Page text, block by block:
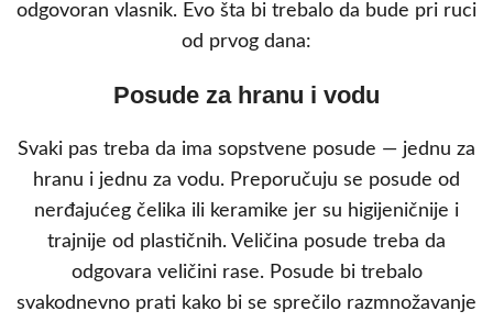
odgovoran vlasnik. Evo šta bi trebalo da bude pri ruci
od prvog dana:
Posude za hranu i vodu
Svaki pas treba da ima sopstvene posude — jednu za
hranu i jednu za vodu. Preporučuju se posude od
nerđajućeg čelika ili keramike jer su higijeničnije i
trajnije od plastičnih. Veličina posude treba da
odgovara veličini rase. Posude bi trebalo
svakodnevno prati kako bi se sprečilo razmnožavanje